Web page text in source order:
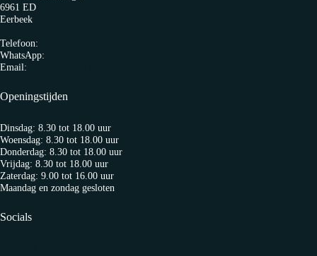
6961 ED
Eerbeek
Telefoon:
WhatsApp:
Email:
Openingstijden
Dinsdag: 8.30 tot 18.00 uur
Woensdag: 8.30 tot 18.00 uur
Donderdag: 8.30 tot 18.00 uur
Vrijdag: 8.30 tot 18.00 uur
Zaterdag: 9.00 tot 16.00 uur
Maandag en zondag gesloten
Socials